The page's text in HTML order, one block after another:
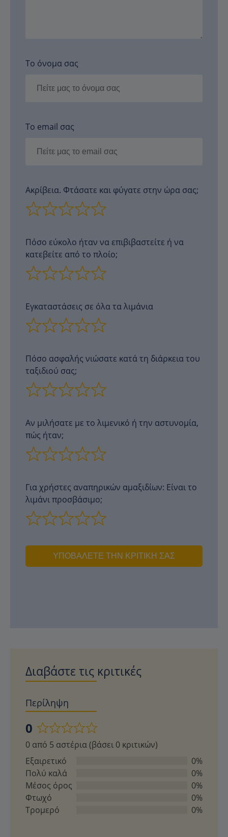
Το όνομα σας
Το email σας
Ακρίβεια. Φτάσατε και φύγατε στην ώρα σας;
Πόσο εύκολο ήταν να επιβιβαστείτε ή να
κατεβείτε από το πλοίο;
Εγκαταστάσεις σε όλα τα λιμάνια
Πόσο ασφαλής νιώσατε κατά τη διάρκεια του
ταξιδιού σας;
Αν μιλήσατε με το λιμενικό ή την αστυνομία,
πώς ήταν;
Για χρήστες αναπηρικών αμαξιδίων: Είναι το
λιμάνι προσβάσιμο;
ΥΠΟΒΆΛΕΤΕ ΤΗΝ ΚΡΙΤΙΚΉ ΣΑΣ
Διαβάστε τις κριτικές
Περίληψη
0
Βαθμολογήθηκε
με
0
από
5
0 από 5 αστέρια (βάσει 0 κριτικών)
Εξαιρετικό
0%
Πολύ καλά
0%
Μέσος όρος
0%
Φτωχό
0%
Τρομερό
0%